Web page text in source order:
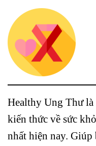
Healthy Ung Thư
kiến thức về sức
nhất hiện nay. Giúp